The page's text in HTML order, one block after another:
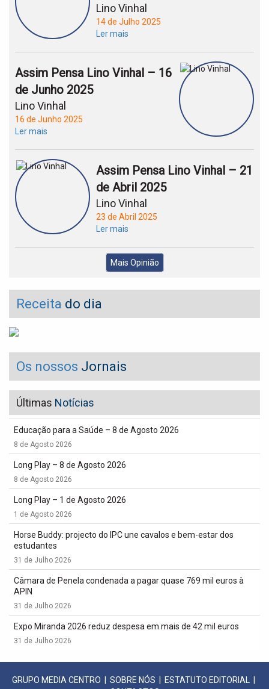
Lino Vinhal
14 de Julho 2025
Ler mais
Assim Pensa Lino Vinhal – 16
de Junho 2025
Lino Vinhal
16 de Junho 2025
Ler mais
Assim Pensa Lino Vinhal – 21
de Abril 2025
Lino Vinhal
23 de Abril 2025
Ler mais
Mais Opinião
Receita do dia
Os nossos Jornais
Últimas Notícias
Educação para a Saúde – 8 de Agosto 2026
8 de Agosto 2026
Long Play – 8 de Agosto 2026
8 de Agosto 2026
Long Play – 1 de Agosto 2026
1 de Agosto 2026
Horse Buddy: projecto do IPC une cavalos e bem-estar dos
estudantes
31 de Julho 2026
Câmara de Penela condenada a pagar quase 769 mil euros à
APIN
31 de Julho 2026
Expo Miranda 2026 reduz despesa em mais de 42 mil euros
31 de Julho 2026
GRUPO MEDIA CENTRO SOBRE NÓS ESTATUTO EDITORIAL